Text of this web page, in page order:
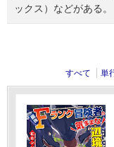
ックス）などがある。
すべて 単